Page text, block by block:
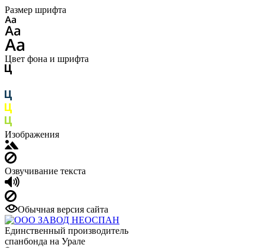
Размер шрифта
Цвет фона и шрифта
Изображения
Озвучивание текста
Обычная версия сайта
Единственный производитель
спанбонда на Урале